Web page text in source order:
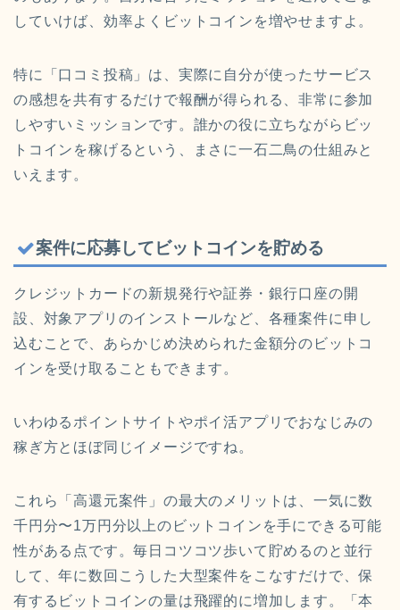
していけば、効率よくビットコインを増やせますよ。
特に「口コミ投稿」は、実際に自分が使ったサービス
の感想を共有するだけで報酬が得られる、非常に参加
しやすいミッションです。誰かの役に立ちながらビッ
トコインを稼げるという、まさに一石二鳥の仕組みと
いえます。
案件に応募してビットコインを貯める
クレジットカードの新規発行や証券・銀行口座の開
設、対象アプリのインストールなど、各種案件に申し
込むことで、あらかじめ決められた金額分のビットコ
インを受け取ることもできます。
いわゆるポイントサイトやポイ活アプリでおなじみの
稼ぎ方とほぼ同じイメージですね。
これら「高還元案件」の最大のメリットは、一気に数
千円分〜1万円分以上のビットコインを手にできる可能
性がある点です。毎日コツコツ歩いて貯めるのと並行
して、年に数回こうした大型案件をこなすだけで、保
有するビットコインの量は飛躍的に増加します。「本